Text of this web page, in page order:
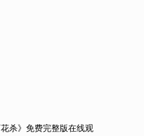
杀》免费完整版在线观